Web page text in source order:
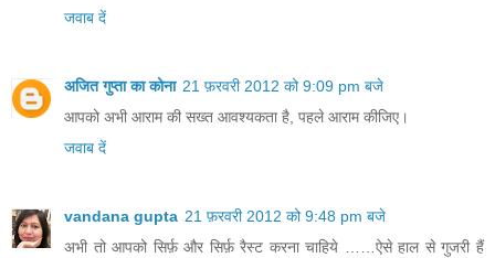
जवाब दें
अजित गुप्ता का कोना 21 फ़रवरी 2012 को 9:09 pm बजे
आपको अभी आराम की सख्‍त आवश्‍यकता है, पहले आराम कीजिए।
जवाब दें
vandana gupta 21 फ़रवरी 2012 को 9:48 pm बजे
अभी तो आपको सिर्फ़ और सिर्फ़ रैस्ट करना चाहिये ……ऐसे हाल से गुजरी हैं